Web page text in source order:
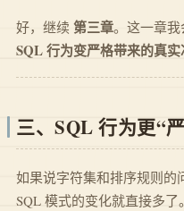
好，继续 第三章。这一章
SQL 行为变严格带来的真
三、SQL 行为更“
如果说字符集和排序规则的
SQL 模式的变化就直接多了。